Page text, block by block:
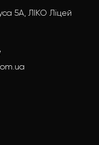
5А, ЛІКО Ліцей